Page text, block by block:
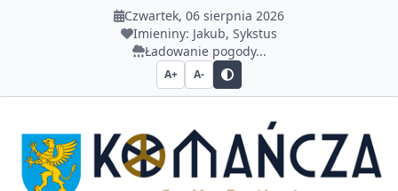
Czwartek, 06 sierpnia 2026
Imieniny: Jakub, Sykstus
Ładowanie pogody...
A+ A-
Urząd Gminy Komańcza